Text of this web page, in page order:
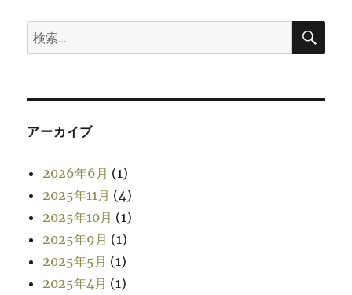
検
索:
検
アーカイブ
2026年6月 (1)
2025年11月 (4)
2025年10月 (1)
2025年9月 (1)
2025年5月 (1)
2025年4月 (1)